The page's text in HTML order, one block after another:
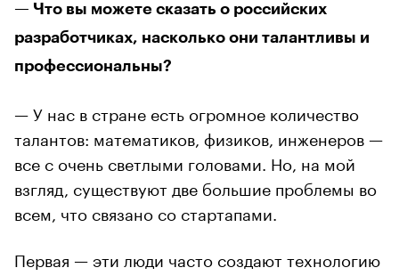
— Что вы можете сказать о российских
разработчиках, насколько они талантливы и
профессиональны?
— У нас в стране есть огромное количество
талантов: математиков, физиков, инженеров —
все с очень светлыми головами. Но, на мой
взгляд, существуют две большие проблемы во
всем, что связано со стартапами.
Первая — эти люди часто создают технологию